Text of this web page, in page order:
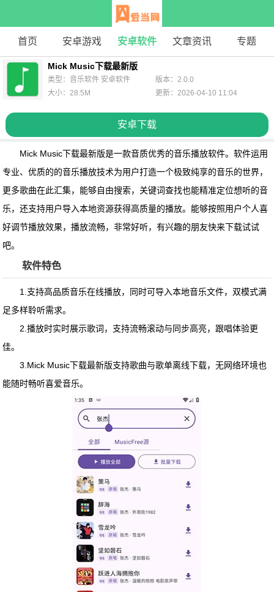
首页 安卓游戏 安卓软件 文章资讯 专题
Mick Music下载最新版
安卓下载
类型：音乐软件 安卓软件
版本：2.0.0
大小：28.5M
更新：2026-04-10 11:04
Mick Music下载最新版是一款音质优秀的音乐播放软件。软件运用
专业、优质的的音乐播放技术为用户打造一个极致纯享的音乐的世界，
更多歌曲在此汇集，能够自由搜索，关键词查找也能精准定位想听的音
乐，还支持用户导入本地资源获得高质量的播放。能够按照用户个人喜
好调节播放效果，播放流畅，非常好听，有兴趣的朋友快来下载试试
吧。
软件特色
1.支持高品质音乐在线播放，同时可导入本地音乐文件，双模式满
足多样聆听需求。
2.播放时实时展示歌词，支持流畅滚动与同步高亮，跟唱体验更
佳。
3.Mick Music下载最新版支持歌曲与歌单离线下载，无网络环境也
能随时畅听喜爱音乐。